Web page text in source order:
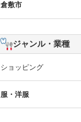
倉敷市
ジャンル・業種
ショッピング
服・洋服